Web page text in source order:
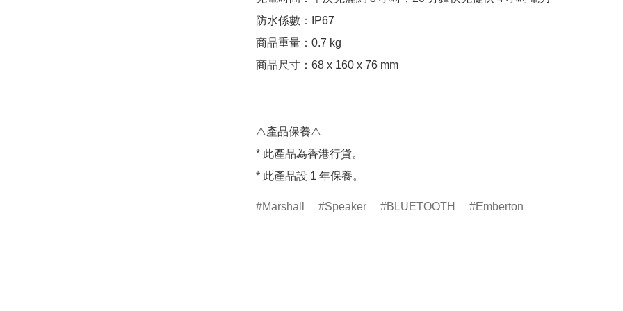
防水係數：IP67
商品重量：0.7 kg
商品尺寸：68 x 160 x 76 mm
⚠️產品保養⚠️
* 此產品為香港行貨。
Marshall Speaker BLUETOOTH Emberton